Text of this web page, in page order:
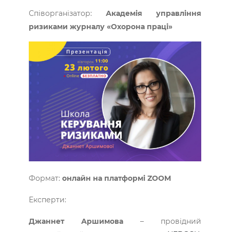
Співорганізатор: Академія управління
ризиками журналу «Охорона праці»
Формат: онлайн на платформі ZOOM
Експерти:
Джаннет Аршимова– провідний